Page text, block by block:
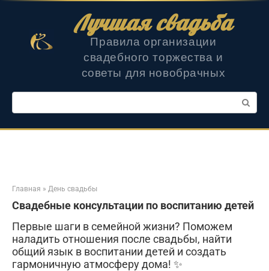
Лучшая свадьба
Правила организации
свадебного торжества и
советы для новобрачных
Поиск:
Главная » День свадьбы
Свадебные консультации по воспитанию детей
Первые шаги в семейной жизни? Поможем
наладить отношения после свадьбы, найти
общий язык в воспитании детей и создать
гармоничную атмосферу дома! ✨